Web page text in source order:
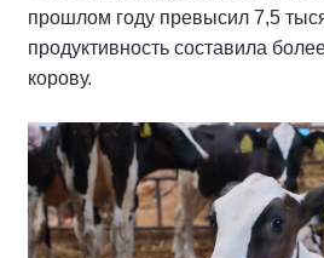
прошлом году превысил 7,5
продуктивность составила
корову.